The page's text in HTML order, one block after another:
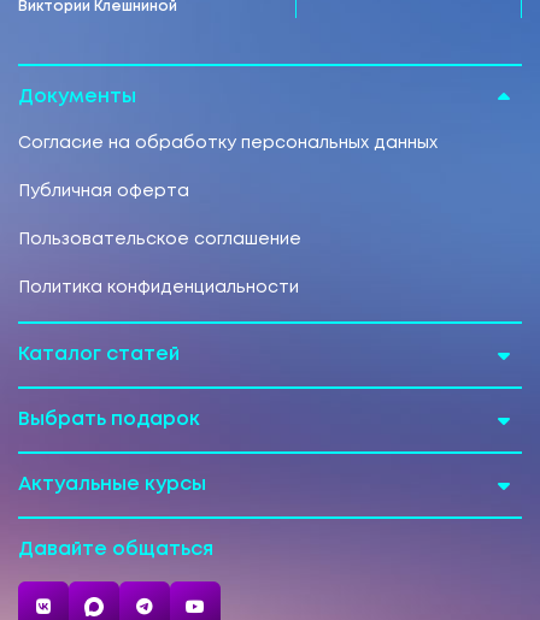
Виктории Клешниной
Документы
Согласие на обработку персональных данных
Публичная оферта
Пользовательское соглашение
Политика конфиденциальности
Каталог статей
Выбрать подарок
Актуальные курсы
Давайте общаться